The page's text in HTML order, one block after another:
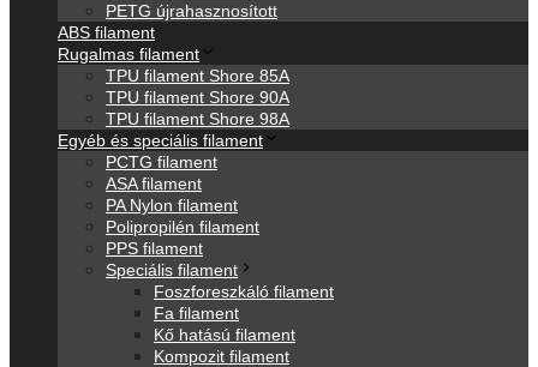
PETG újrahasznosított
ABS filament
Rugalmas filament
TPU filament Shore 85A
TPU filament Shore 90A
TPU filament Shore 98A
Egyéb és speciális filament
PCTG filament
ASA filament
PA Nylon filament
Polipropilén filament
PPS filament
Speciális filament
Foszforeszkáló filament
Fa filament
Kő hatású filament
Kompozit filament